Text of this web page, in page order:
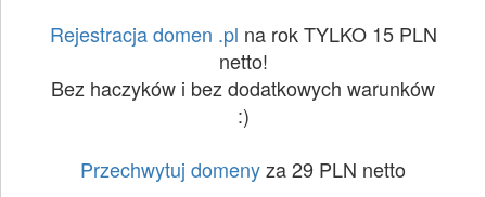
Rejestracja domen .pl na rok TYLKO 15 PLN
netto!
Bez haczyków i bez dodatkowych warunków
:)
Przechwytuj domenyza 29 PLN netto